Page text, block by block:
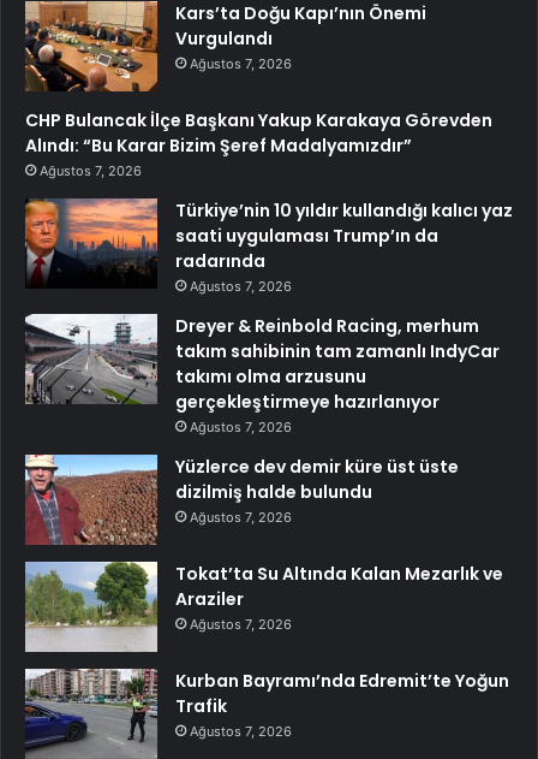
Kars’ta Doğu Kapı’nın Önemi
Vurgulandı
Ağustos 7, 2026
CHP Bulancak İlçe Başkanı Yakup Karakaya Görevden
Alındı: “Bu Karar Bizim Şeref Madalyamızdır”
Ağustos 7, 2026
Türkiye’nin 10 yıldır kullandığı kalıcı yaz
saati uygulaması Trump’ın da
radarında
Ağustos 7, 2026
Dreyer & Reinbold Racing, merhum
takım sahibinin tam zamanlı IndyCar
takımı olma arzusunu
gerçekleştirmeye hazırlanıyor
Ağustos 7, 2026
Yüzlerce dev demir küre üst üste
dizilmiş halde bulundu
Ağustos 7, 2026
Tokat’ta Su Altında Kalan Mezarlık ve
Araziler
Ağustos 7, 2026
Kurban Bayramı’nda Edremit’te Yoğun
Trafik
Ağustos 7, 2026